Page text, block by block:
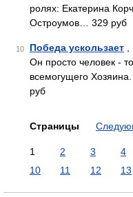
ролях: Екатерина
Остроумов… 329 руб
10 Победа ускользает
Он просто человек -
всемогущего
руб
Страницы
1 2 3 4
10
11 12 13